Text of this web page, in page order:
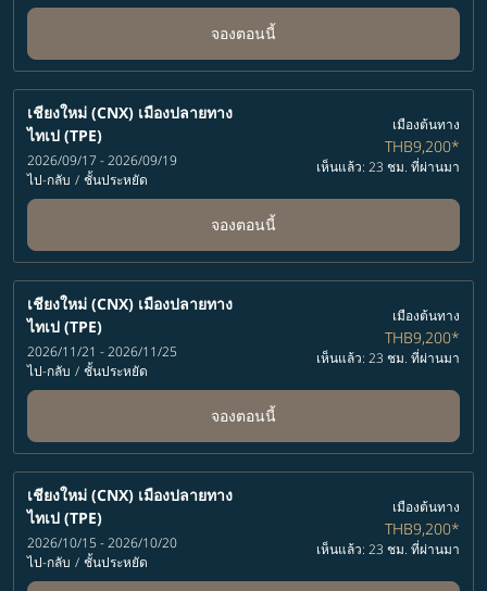
จองตอนนี้
เชียงใหม่ (CNX) เมืองปลายทาง
ไทเป (TPE)
2026/09/17 - 2026/09/19
ไป-กลับ / ชั้นประหยัด
เมืองต้นทาง
THB9,200*
เห็นแล้ว: 23 ชม. ที่ผ่านมา
จองตอนนี้
เชียงใหม่ (CNX) เมืองปลายทาง
ไทเป (TPE)
2026/11/21 - 2026/11/25
ไป-กลับ / ชั้นประหยัด
เมืองต้นทาง
THB9,200*
เห็นแล้ว: 23 ชม. ที่ผ่านมา
จองตอนนี้
เชียงใหม่ (CNX) เมืองปลายทาง
ไทเป (TPE)
2026/10/15 - 2026/10/20
ไป-กลับ / ชั้นประหยัด
เมืองต้นทาง
THB9,200*
เห็นแล้ว: 23 ชม. ที่ผ่านมา